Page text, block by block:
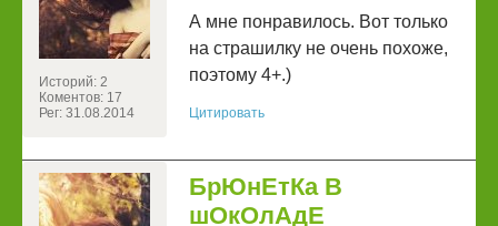
Историй: 2
Коментов: 17
Рег: 31.08.2014
А мне понравилось. Вот только
на страшилку не очень похоже,
поэтому 4+.)
Цитировать
БрЮнЕтКа В
шОкОлАдЕ